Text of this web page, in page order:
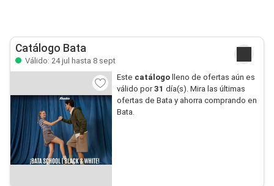
Catálogo Bata
Válido: 24 jul hasta 8 sept
Este catálogolleno de ofertas aún es
válido por31 día(s). Mira las últimas
ofertas de Bata y ahorra comprando en
Bata.